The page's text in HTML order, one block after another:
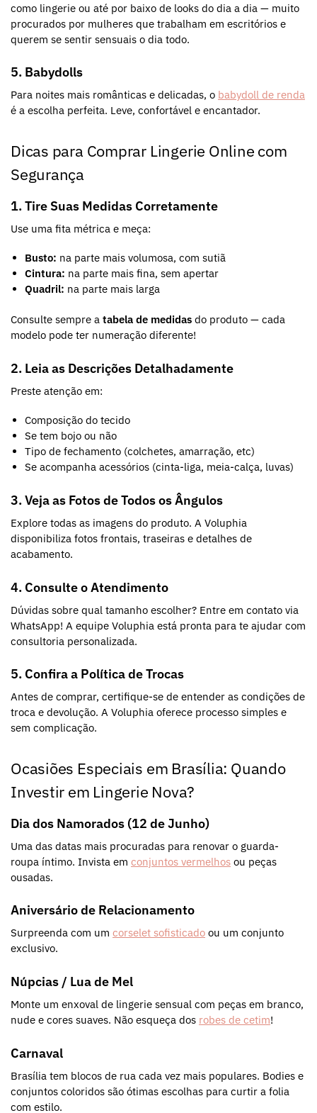
como lingerie ou até por baixo de looks do dia a dia — muito
procurados por mulheres que trabalham em escritórios e
querem se sentir sensuais o dia todo.
5. Babydolls
Para noites mais românticas e delicadas, o babydoll de renda
é a escolha perfeita. Leve, confortável e encantador.
Dicas para Comprar Lingerie Online com
Segurança
1. Tire Suas Medidas Corretamente
Use uma fita métrica e meça:
Busto: na parte mais volumosa, com sutiã
Cintura: na parte mais fina, sem apertar
Quadril: na parte mais larga
Consulte sempre a tabela de medidas do produto — cada
modelo pode ter numeração diferente!
2. Leia as Descrições Detalhadamente
Preste atenção em:
Composição do tecido
Se tem bojo ou não
Tipo de fechamento (colchetes, amarração, etc)
Se acompanha acessórios (cinta-liga, meia-calça, luvas)
3. Veja as Fotos de Todos os Ângulos
Explore todas as imagens do produto. A Voluphia
disponibiliza fotos frontais, traseiras e detalhes de
acabamento.
4. Consulte o Atendimento
Dúvidas sobre qual tamanho escolher? Entre em contato via
WhatsApp! A equipe Voluphia está pronta para te ajudar com
consultoria personalizada.
5. Confira a Política de Trocas
Antes de comprar, certifique-se de entender as condições de
troca e devolução. A Voluphia oferece processo simples e
sem complicação.
Ocasiões Especiais em Brasília: Quando
Investir em Lingerie Nova?
Dia dos Namorados (12 de Junho)
Uma das datas mais procuradas para renovar o guarda-
roupa íntimo. Invista em conjuntos vermelhos ou peças
ousadas.
Aniversário de Relacionamento
Surpreenda com um corselet sofisticado ou um conjunto
exclusivo.
Núpcias / Lua de Mel
Monte um enxoval de lingerie sensual com peças em branco,
nude e cores suaves. Não esqueça dos robes de cetim!
Carnaval
Brasília tem blocos de rua cada vez mais populares. Bodies e
conjuntos coloridos são ótimas escolhas para curtir a folia
com estilo.